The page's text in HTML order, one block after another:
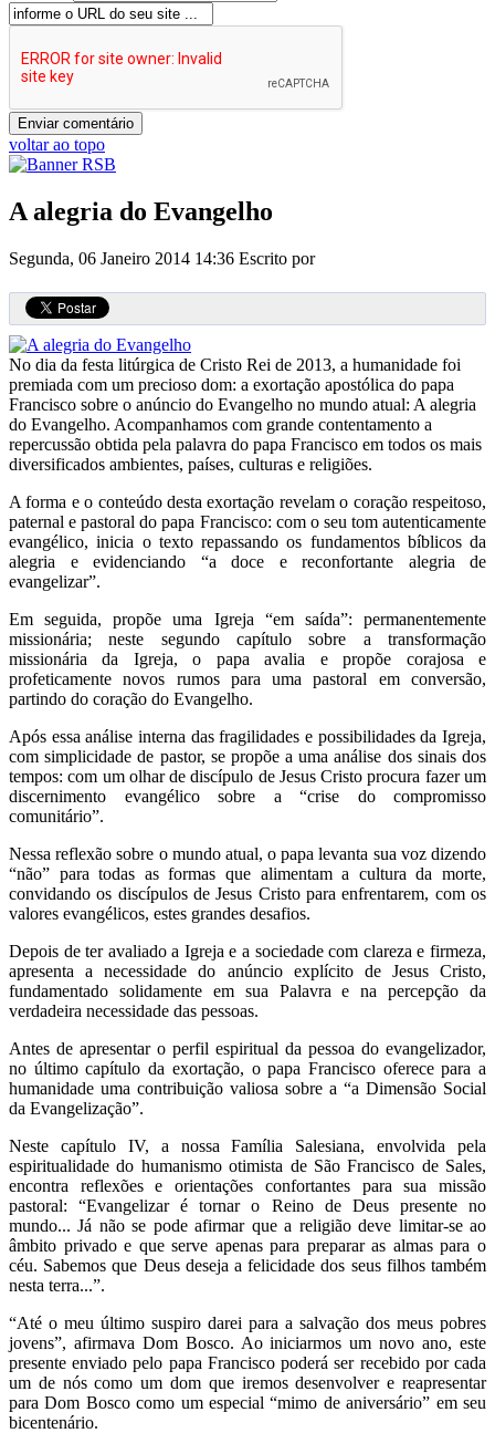
voltar ao topo
A alegria do Evangelho
Segunda, 06 Janeiro 2014 14:36 Escrito por
No dia da festa litúrgica de Cristo Rei de 2013, a humanidade foi
premiada com um precioso dom: a exortação apostólica do papa
Francisco sobre o anúncio do Evangelho no mundo atual: A alegria
do Evangelho. Acompanhamos com grande contentamento a
repercussão obtida pela palavra do papa Francisco em todos os mais
diversificados ambientes, países, culturas e religiões.
A forma e o conteúdo desta exortação revelam o coração respeitoso,
paternal e pastoral do papa Francisco: com o seu tom autenticamente
evangélico, inicia o texto repassando os fundamentos bíblicos da
alegria e evidenciando “a doce e reconfortante alegria de
evangelizar”.
Em seguida, propõe uma Igreja “em saída”: permanentemente
missionária; neste segundo capítulo sobre a transformação
missionária da Igreja, o papa avalia e propõe corajosa e
profeticamente novos rumos para uma pastoral em conversão,
partindo do coração do Evangelho.
Após essa análise interna das fragilidades e possibilidades da Igreja,
com simplicidade de pastor, se propõe a uma análise dos sinais dos
tempos: com um olhar de discípulo de Jesus Cristo procura fazer um
discernimento evangélico sobre a “crise do compromisso
comunitário”.
Nessa reflexão sobre o mundo atual, o papa levanta sua voz dizendo
“não” para todas as formas que alimentam a cultura da morte,
convidando os discípulos de Jesus Cristo para enfrentarem, com os
valores evangélicos, estes grandes desafios.
Depois de ter avaliado a Igreja e a sociedade com clareza e firmeza,
apresenta a necessidade do anúncio explícito de Jesus Cristo,
fundamentado solidamente em sua Palavra e na percepção da
verdadeira necessidade das pessoas.
Antes de apresentar o perfil espiritual da pessoa do evangelizador,
no último capítulo da exortação, o papa Francisco oferece para a
humanidade uma contribuição valiosa sobre a “a Dimensão Social
da Evangelização”.
Neste capítulo IV, a nossa Família Salesiana, envolvida pela
espiritualidade do humanismo otimista de São Francisco de Sales,
encontra reflexões e orientações confortantes para sua missão
pastoral: “Evangelizar é tornar o Reino de Deus presente no
mundo... Já não se pode afirmar que a religião deve limitar-se ao
âmbito privado e que serve apenas para preparar as almas para o
céu. Sabemos que Deus deseja a felicidade dos seus filhos também
nesta terra...”.
“Até o meu último suspiro darei para a salvação dos meus pobres
jovens”, afirmava Dom Bosco. Ao iniciarmos um novo ano, este
presente enviado pelo papa Francisco poderá ser recebido por cada
um de nós como um dom que iremos desenvolver e reapresentar
para Dom Bosco como um especial “mimo de aniversário” em seu
bicentenário.